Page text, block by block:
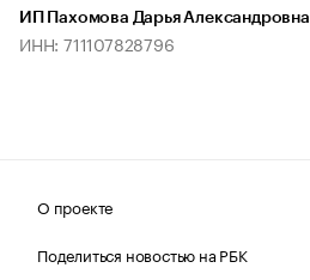
ИП Пахомова Дарья Александровна
ИНН: 711107828796
О проекте
Поделиться новостью на РБК